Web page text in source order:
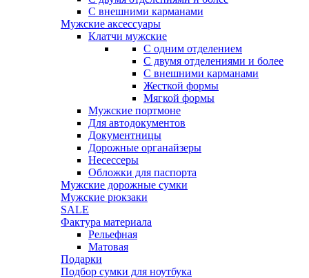
С внешними карманами
Мужские аксессуары
Клатчи мужские
С одним отделением
С двумя отделениями и более
С внешними карманами
Жесткой формы
Мягкой формы
Мужские портмоне
Для автодокументов
Документницы
Дорожные органайзеры
Несессеры
Обложки для паспорта
Мужские дорожные сумки
Мужские рюкзаки
SALE
Фактура материала
Рельефная
Матовая
Подарки
Подбор сумки для ноутбука